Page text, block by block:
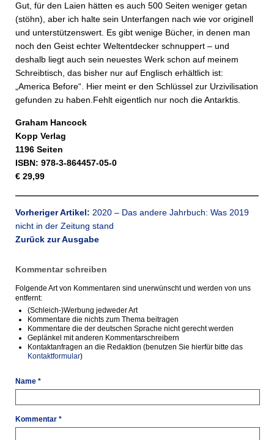
Gut, für den Laien hätten es auch 500 Seiten weniger getan
(stöhn), aber ich halte sein Unterfangen nach wie vor originell
und unterstützenswert. Es gibt wenige Bücher, in denen man
noch den Geist echter Weltentdecker schnuppert – und
deshalb liegt auch sein neuestes Werk schon auf meinem
Schreibtisch, das bisher nur auf Englisch erhältlich ist:
„America Before“. Hier meint er den Schlüssel zur Urzivilisation
gefunden zu haben.Fehlt eigentlich nur noch die Antarktis.
Graham Hancock
Kopp Verlag
1196 Seiten
ISBN: 978-3-864457-05-0
€ 29,99
Vorheriger Artikel: 2020 – Das andere Jahrbuch: Was 2019
nicht in der Zeitung stand
Zurück zur Ausgabe
Kommentar schreiben
Folgende Art von Kommentaren sind unerwünscht und werden von uns
entfernt:
(Schleich-)Werbung jedweder Art
Kommentare die nichts zum Thema beitragen
Kommentare die der deutschen Sprache nicht gerecht werden
Geplänkel mit anderen Kommentarschreibern
Kontaktanfragen an die Redaktion (benutzen Sie hierfür bitte das
Kontaktformular)
Name *
Kommentar *